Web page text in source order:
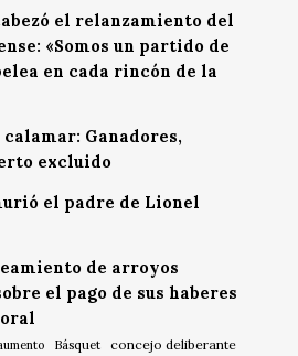
el relanzamiento del
«Somos un partido de
en cada rincón de la
Ganadores,
excluido
el padre de Lionel
de arroyos
el pago de sus haberes
Básquet concejo deliberante